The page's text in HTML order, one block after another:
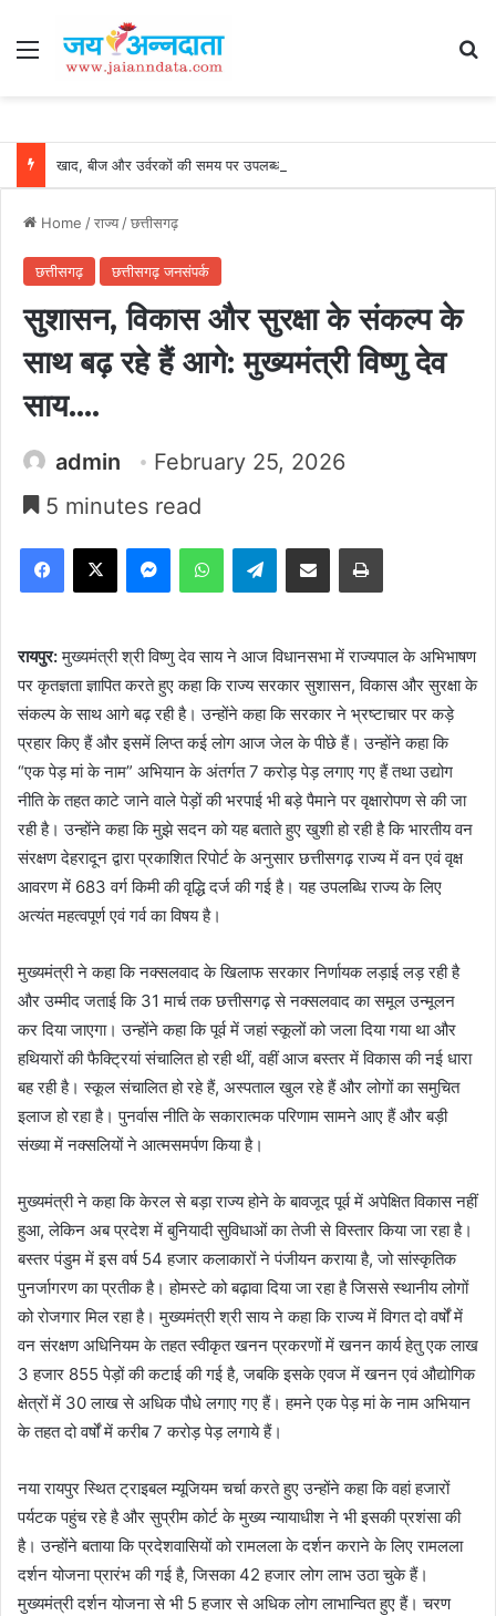
Menu
Home /राज्य/छत्तीसगढ़
छत्तीसगढ़ छत्तीसगढ़ जनसंपर्क
सुशासन, विकास और सुरक्षा के संकल्प के
साथ बढ़ रहे हैं आगे: मुख्यमंत्री विष्णु देव
साय….
admin
February 25, 2026
5 minutes read
Facebook
X MessengerWhatsAppTelegramShare via Email Print
रायपुर:मुख्यमंत्री श्री विष्णु देव साय ने आज विधानसभा में राज्यपाल के अभिभाषण
पर कृतज्ञता ज्ञापित करते हुए कहा कि राज्य सरकार सुशासन, विकास और सुरक्षा के
संकल्प के साथ आगे बढ़ रही है। उन्होंने कहा कि सरकार ने भ्रष्टाचार पर कड़े
प्रहार किए हैं और इसमें लिप्त कई लोग आज जेल के पीछे हैं। उन्होंने कहा कि
“एक पेड़ मां के नाम” अभियान के अंतर्गत 7 करोड़ पेड़ लगाए गए हैं तथा उद्योग
नीति के तहत काटे जाने वाले पेड़ों की भरपाई भी बड़े पैमाने पर वृक्षारोपण से की जा
रही है। उन्होंने कहा कि मुझे सदन को यह बताते हुए खुशी हो रही है कि भारतीय वन
संरक्षण देहरादून द्वारा प्रकाशित रिपोर्ट के अनुसार छत्तीसगढ़ राज्य में वन एवं वृक्ष
आवरण में 683 वर्ग किमी की वृद्धि दर्ज की गई है। यह उपलब्धि राज्य के लिए
अत्यंत महत्वपूर्ण एवं गर्व का विषय है।
मुख्यमंत्री ने कहा कि नक्सलवाद के खिलाफ सरकार निर्णायक लड़ाई लड़ रही है
और उम्मीद जताई कि 31 मार्च तक छत्तीसगढ़ से नक्सलवाद का समूल उन्मूलन
कर दिया जाएगा। उन्होंने कहा कि पूर्व में जहां स्कूलों को जला दिया गया था और
हथियारों की फैक्ट्रियां संचालित हो रही थीं, वहीं आज बस्तर में विकास की नई धारा
बह रही है। स्कूल संचालित हो रहे हैं, अस्पताल खुल रहे हैं और लोगों का समुचित
इलाज हो रहा है। पुनर्वास नीति के सकारात्मक परिणाम सामने आए हैं और बड़ी
संख्या में नक्सलियों ने आत्मसमर्पण किया है।
मुख्यमंत्री ने कहा कि केरल से बड़ा राज्य होने के बावजूद पूर्व में अपेक्षित विकास नहीं
हुआ, लेकिन अब प्रदेश में बुनियादी सुविधाओं का तेजी से विस्तार किया जा रहा है।
बस्तर पंडुम में इस वर्ष 54 हजार कलाकारों ने पंजीयन कराया है, जो सांस्कृतिक
पुनर्जागरण का प्रतीक है। होमस्टे को बढ़ावा दिया जा रहा है जिससे स्थानीय लोगों
को रोजगार मिल रहा है। मुख्यमंत्री श्री साय ने कहा कि राज्य में विगत दो वर्षों में
वन संरक्षण अधिनियम के तहत स्वीकृत खनन प्रकरणों में खनन कार्य हेतु एक लाख
3 हजार 855 पेड़ों की कटाई की गई है, जबकि इसके एवज में खनन एवं औद्योगिक
क्षेत्रों में 30 लाख से अधिक पौधे लगाए गए हैं। हमने एक पेड़ मां के नाम अभियान
के तहत दो वर्षों में करीब 7 करोड़ पेड़ लगाये हैं।
नया रायपुर स्थित ट्राइबल म्यूजियम चर्चा करते हुए उन्होंने कहा कि वहां हजारों
पर्यटक पहुंच रहे है और सुप्रीम कोर्ट के मुख्य न्यायाधीश ने भी इसकी प्रशंसा की
है। उन्होंने बताया कि प्रदेशवासियों को रामलला के दर्शन कराने के लिए रामलला
दर्शन योजना प्रारंभ की गई है, जिसका 42 हजार लोग लाभ उठा चुके हैं।
मुख्यमंत्री दर्शन योजना से भी 5 हजार से अधिक लोग लाभान्वित हुए हैं। चरण